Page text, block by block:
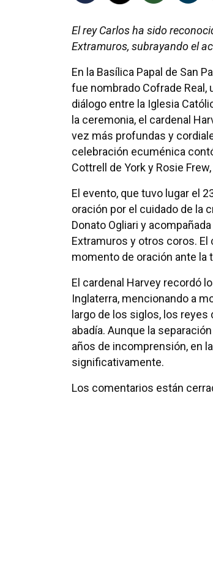
El rey Carlos ha sido
Extramuros, subrayando el
En la Basílica Papal de San
fue nombrado Cofrade Real,
diálogo entre la Iglesia
la ceremonia, el cardenal
vez más profundas y
celebración ecuménica
Cottrell de York y Rosie
El evento, que tuvo lugar el
oración por el cuidado de la
Donato Ogliari y
Extramuros y otros coros. El
momento de oración ante la
El cardenal Harvey recordó
Inglaterra, mencionando a
largo de los siglos, los
abadía. Aunque la
años de incomprensión, en
significativamente.
Los comentarios están